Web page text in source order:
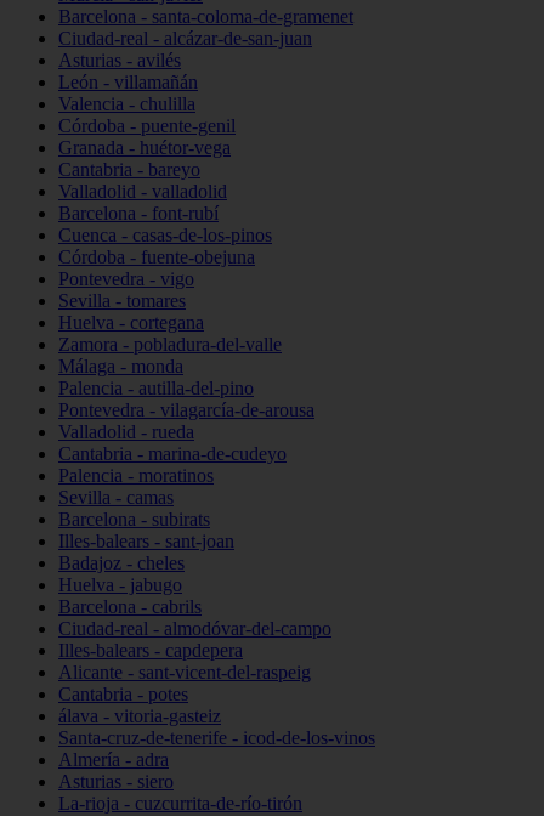
Barcelona - santa-coloma-de-gramenet
Ciudad-real - alcázar-de-san-juan
Asturias - avilés
León - villamañán
Valencia - chulilla
Córdoba - puente-genil
Granada - huétor-vega
Cantabria - bareyo
Valladolid - valladolid
Barcelona - font-rubí
Cuenca - casas-de-los-pinos
Córdoba - fuente-obejuna
Pontevedra - vigo
Sevilla - tomares
Huelva - cortegana
Zamora - pobladura-del-valle
Málaga - monda
Palencia - autilla-del-pino
Pontevedra - vilagarcía-de-arousa
Valladolid - rueda
Cantabria - marina-de-cudeyo
Palencia - moratinos
Sevilla - camas
Barcelona - subirats
Illes-balears - sant-joan
Badajoz - cheles
Huelva - jabugo
Barcelona - cabrils
Ciudad-real - almodóvar-del-campo
Illes-balears - capdepera
Alicante - sant-vicent-del-raspeig
Cantabria - potes
álava - vitoria-gasteiz
Santa-cruz-de-tenerife - icod-de-los-vinos
Almería - adra
Asturias - siero
La-rioja - cuzcurrita-de-río-tirón